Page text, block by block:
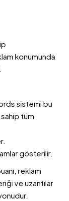
konumunda
sistemi bu
tüm
gösterilir.
reklam
ve uzantılar